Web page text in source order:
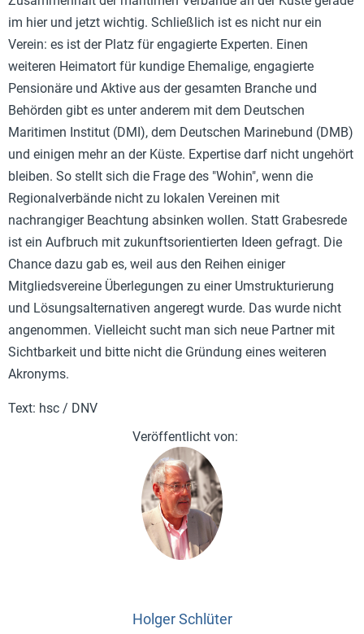
im hier und jetzt wichtig. Schließlich ist es nicht nur ein
Verein: es ist der Platz für engagierte Experten. Einen
weiteren Heimatort für kundige Ehemalige, engagierte
Pensionäre und Aktive aus der gesamten Branche und
Behörden gibt es unter anderem mit dem Deutschen
Maritimen Institut (DMI), dem Deutschen Marinebund (DMB)
und einigen mehr an der Küste. Expertise darf nicht ungehört
bleiben. So stellt sich die Frage des "Wohin", wenn die
Regionalverbände nicht zu lokalen Vereinen mit
nachrangiger Beachtung absinken wollen. Statt Grabesrede
ist ein Aufbruch mit zukunftsorientierten Ideen gefragt. Die
Chance dazu gab es, weil aus den Reihen einiger
Mitgliedsvereine Überlegungen zu einer Umstrukturierung
und Lösungsalternativen angeregt wurde. Das wurde nicht
angenommen. Vielleicht sucht man sich neue Partner mit
Sichtbarkeit und bitte nicht die Gründung eines weiteren
Akronyms.
Text: hsc / DNV
Holger Schlüter